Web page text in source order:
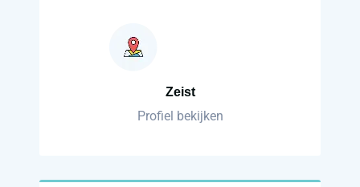
Zeist
Profiel bekijken